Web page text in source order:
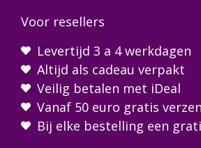
Voor resellers
Levertijd 3 a 4 werkdagen
Altijd als cadeau verpakt
Veilig betalen met iDeal
Vanaf 50 euro gratis
Bij elke bestelling een